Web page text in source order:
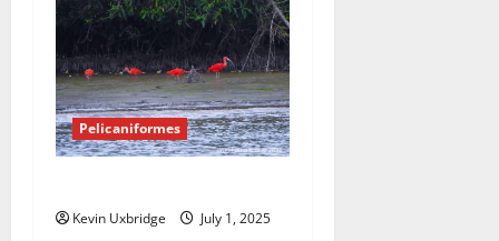
Pelicaniformes
Kevin Uxbridge July 1, 2025